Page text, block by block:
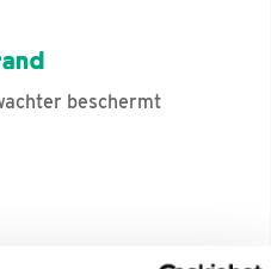
beschermt